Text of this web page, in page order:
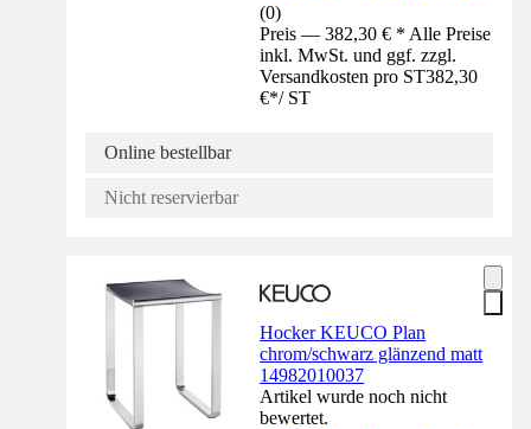
(0)
Preis — 382,30 € * Alle Preise
inkl. MwSt. und ggf. zzgl.
Versandkosten pro ST382,30
€*/ ST
Online bestellbar
Nicht reservierbar
Hocker KEUCO Plan
chrom/schwarz glänzend matt
14982010037
Artikel wurde noch nicht
bewertet.